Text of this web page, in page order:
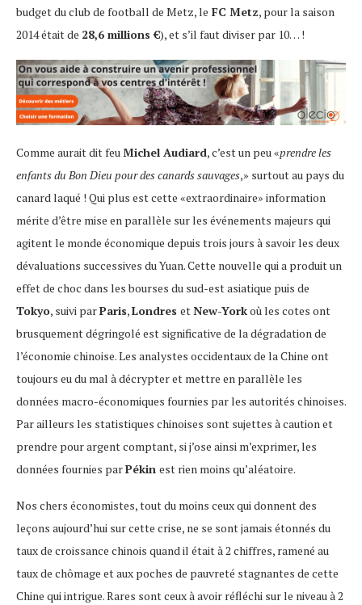
budget du club de football de Metz, le FC Metz, pour la saison
2014 était de 28,6 millions €), et s’il faut diviser par 10… !
Comme aurait dit feuMichel Audiard, c’est un peu «prendre les
enfants du Bon Dieu pour des canards sauvages,» surtout au pays du
canard laqué ! Qui plus est cette «extraordinaire» information
mérite d’être mise en parallèle sur les événements majeurs qui
agitent le monde économique depuis trois jours à savoir les deux
dévaluations successives du Yuan. Cette nouvelle qui a produit un
effet de choc dans les bourses du sud-est asiatique puis de
Tokyo, suivi parParis,Londres etNew-Yorkoù les cotes ont
brusquement dégringolé est significative de la dégradation de
l’économie chinoise. Les analystes occidentaux de la Chine ont
toujours eu du mal à décrypter et mettre en parallèle les
données macro-économiques fournies par les autorités chinoises.
Par ailleurs les statistiques chinoises sont sujettes à caution et
prendre pour argent comptant, si j’ose ainsi m’exprimer, les
données fournies parPékin est rien moins qu’aléatoire.
Nos chers économistes, tout du moins ceux qui donnent des
leçons aujourd’hui sur cette crise, ne se sont jamais étonnés du
taux de croissance chinois quand il était à 2 chiffres, ramené au
taux de chômage et aux poches de pauvreté stagnantes de cette
Chine qui intrigue. Rares sont ceux à avoir réfléchi sur le niveau à 2